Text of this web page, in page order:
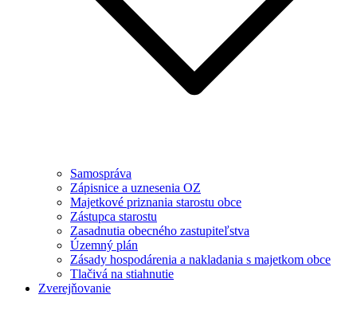
Samospráva
Zápisnice a uznesenia OZ
Majetkové priznania starostu obce
Zástupca starostu
Zasadnutia obecného zastupiteľstva
Územný plán
Zásady hospodárenia a nakladania s majetkom obce
Tlačivá na stiahnutie
Zverejňovanie